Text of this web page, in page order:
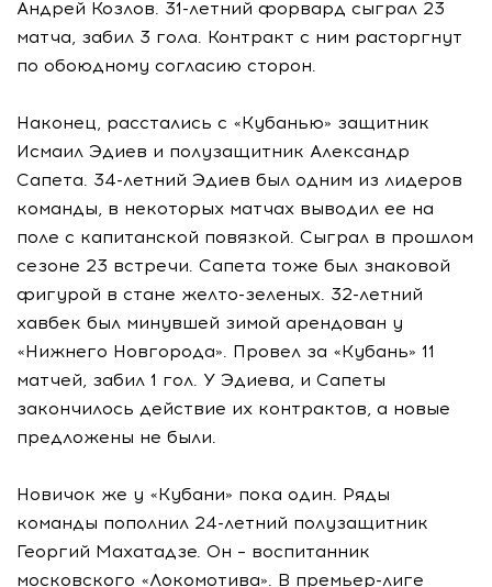
Андрей Козлов. 31-летний форвард сыграл 23
матча, забил 3 гола. Контракт с ним расторгнут
по обоюдному согласию сторон.
Наконец, расстались с «Кубанью» защитник
Исмаил Эдиев и полузащитник Александр
Сапета. 34-летний Эдиев был одним из лидеров
команды, в некоторых матчах выводил ее на
поле с капитанской повязкой. Сыграл в прошлом
сезоне 23 встречи. Сапета тоже был знаковой
фигурой в стане желто-зеленых. 32-летний
хавбек был минувшей зимой арендован у
«Нижнего Новгорода». Провел за «Кубань» 11
матчей, забил 1 гол. У Эдиева, и Сапеты
закончилось действие их контрактов, а новые
предложены не были.
Новичок же у «Кубани» пока один. Ряды
команды пополнил 24-летний полузащитник
Георгий Махатадзе. Он – воспитанник
московского «Локомотива». В премьер-лиге